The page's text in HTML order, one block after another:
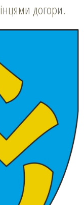
догори.